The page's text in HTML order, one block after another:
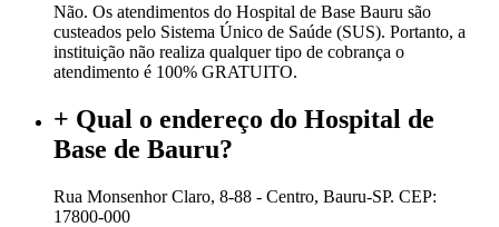
Não. Os atendimentos do Hospital de Base Bauru são
custeados pelo Sistema Único de Saúde (SUS). Portanto, a
instituição não realiza qualquer tipo de cobrança o
atendimento é 100% GRATUITO.
+ Qual o endereço do Hospital de
Base de Bauru?
Rua Monsenhor Claro, 8-88 - Centro, Bauru-SP. CEP:
17800-000